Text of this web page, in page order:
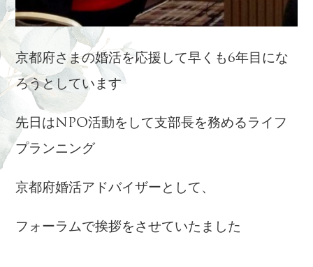
京都府さまの婚活を応援して早くも6年目にな
ろうとしています
先日はNPO活動をして支部長を務めるライフ
プランニング
京都府婚活アドバイザーとして、
フォーラムで挨拶をさせていたました